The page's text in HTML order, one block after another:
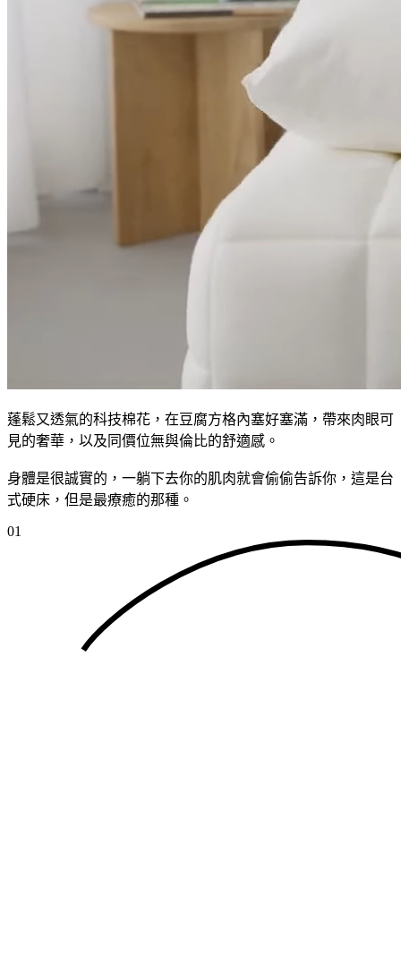
蓬鬆又透氣的科技棉花，在豆腐方格內塞好塞滿，帶來肉眼可
見的奢華，以及同價位無與倫比的舒適感。
身體是很誠實的，一躺下去你的肌肉就會偷偷告訴你，這是台
式硬床，但是最療癒的那種。
01